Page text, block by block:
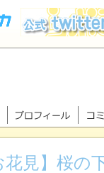
花見】桜の